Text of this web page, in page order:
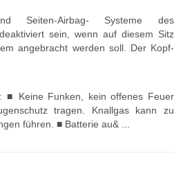
Seiten-Airbag- Systeme des
sein, wenn auf diesem Sitz
angebracht werden soll. Der Kopf-
■ Keine Funken, kein offenes Feuer
tragen. Knallgas kann zu
führen. ■ Batterie au& ...